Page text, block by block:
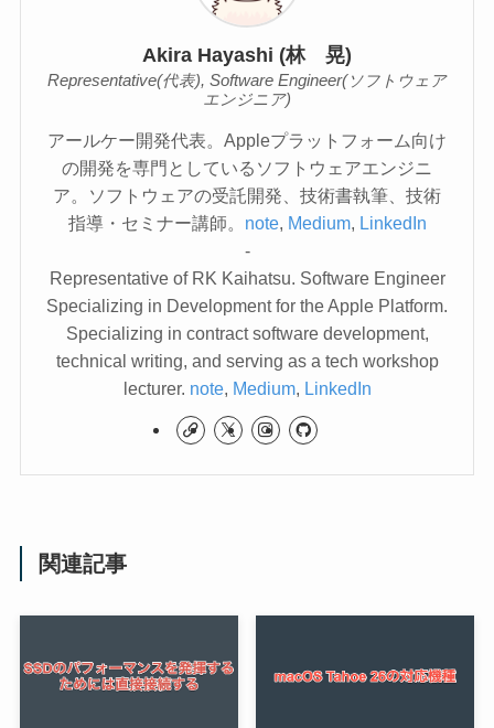
Akira Hayashi (林 晃)
Representative(代表), Software Engineer(ソフトウェア
エンジニア)
アールケー開発代表。Appleプラットフォーム向け
の開発を専門としているソフトウェアエンジニ
ア。ソフトウェアの受託開発、技術書執筆、技術
指導・セミナー講師。 note, Medium, LinkedIn
-
Representative of RK Kaihatsu. Software Engineer
Specializing in Development for the Apple Platform.
Specializing in contract software development,
technical writing, and serving as a tech workshop
lecturer. note, Medium, LinkedIn
関連記事